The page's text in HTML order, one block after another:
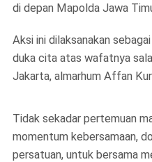
di depan Mapolda Jawa
Aksi ini dilaksanakan
duka cita atas wafatnya
Jakarta, almarhum Affan
Tidak sekadar pertemuan
momentum kebersamaan,
persatuan, untuk bersama